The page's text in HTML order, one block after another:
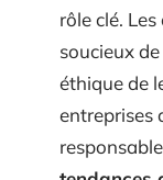
rôle clé.
soucieux
éthique de
entreprises